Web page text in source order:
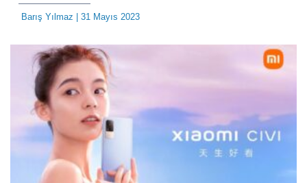
Barış Yılmaz | 31 Mayıs 2023